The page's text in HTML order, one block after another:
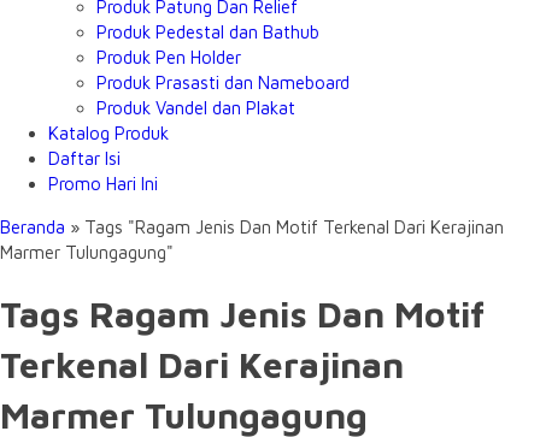
Produk Patung Dan Relief
Produk Pedestal dan Bathub
Produk Pen Holder
Produk Prasasti dan Nameboard
Produk Vandel dan Plakat
Katalog Produk
Daftar Isi
Promo Hari Ini
Beranda » Tags "Ragam Jenis Dan Motif Terkenal Dari Kerajinan
Marmer Tulungagung"
Tags Ragam Jenis Dan Motif
Terkenal Dari Kerajinan
Marmer Tulungagung